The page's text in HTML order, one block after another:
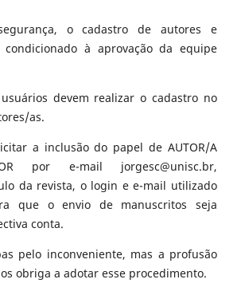
o cadastro de autores e
condicionado à aprovação da equipe
devem realizar o cadastro no
as.
a inclusão do papel de AUTOR/A
por e-mail jorgesc@unisc.br,
da revista, o login e e-mail utilizado
que o envio de manuscritos seja
conta.
pelo inconveniente, mas a profusão
obriga a adotar esse procedimento.